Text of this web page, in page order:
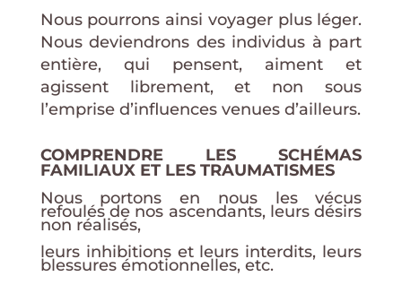
Nous pourrons ainsi voyager plus léger.
Nous deviendrons des individus à part
entière, qui pensent, aiment et
agissent librement, et non sous
l’emprise d’influences venues d’ailleurs.
COMPRENDRE LES SCHÉMAS
FAMILIAUX ET LES TRAUMATISMES
Nous portons en nous les vécus
refoulés de nos ascendants, leurs désirs
non réalisés,
leurs inhibitions et leurs interdits, leurs
blessures émotionnelles, etc.